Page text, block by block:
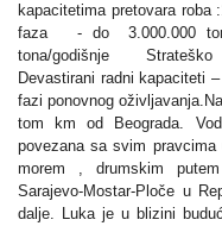
kapacitetima pretovara roba
faza
- do 3.000.000
tona/godišnje
Devastirani radni kapaciteti
fazi ponovnog oživljavanja.
tom km od Beograda.
povezana sa svim
morem , drumskim
Sarajevo-Mostar-Ploče u
dalje. Luka je u blizini